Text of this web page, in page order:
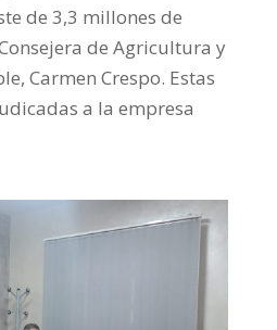
de 3,3 millones de
de Agricultura y
Carmen Crespo. Estas
a la empresa